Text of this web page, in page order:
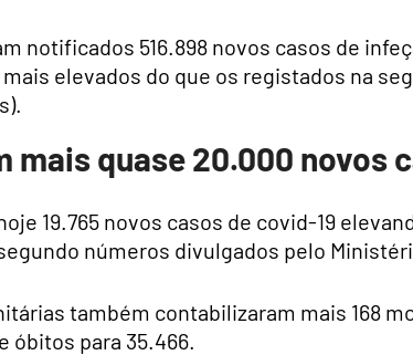
notificados 516.898 novos casos de
elevados do que os registados na
mais quase 20.000 novos
19.765 novos casos de covid-19
números divulgados pelo
também contabilizaram mais 168
óbitos para 35.466.